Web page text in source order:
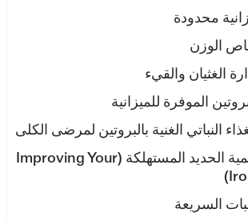
محدودة
الوزن
الغثيان والقيء
الموفرة للميزانية
النباتي الغنية بالبروتين لمرضى الكلى
تحسين كمية الحديد المستهلكة (Improving Your
السريعة